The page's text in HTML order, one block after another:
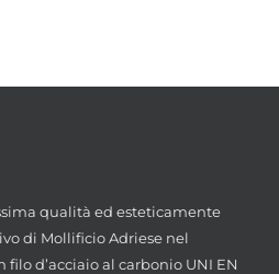
qualità ed esteticamente
di Mollificio Adriese nel
d’acciaio al carbonio UNI EN